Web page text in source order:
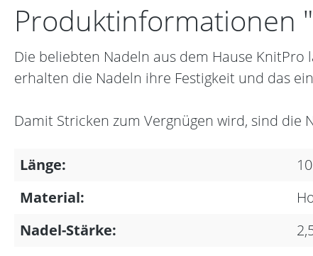
Produktinformationen
Die beliebten Nadeln aus dem Hause
erhalten die Nadeln ihre Festigkeit und das
Damit Stricken zum Vergnügen wird, sind
Länge:
Material:
Nadel-Stärke: